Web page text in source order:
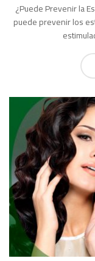
¿Puede Prevenir la
puede prevenir los